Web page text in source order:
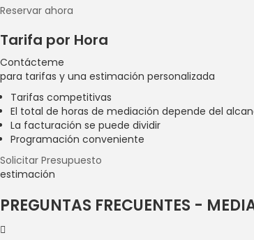
Reservar ahora
Tarifa por Hora
Contácteme
para tarifas y una estimación personalizada
Tarifas competitivas
El total de horas de mediación depende del
La facturación se puede dividir
Programación conveniente
Solicitar Presupuesto
estimación
PREGUNTAS FRECUENTES -